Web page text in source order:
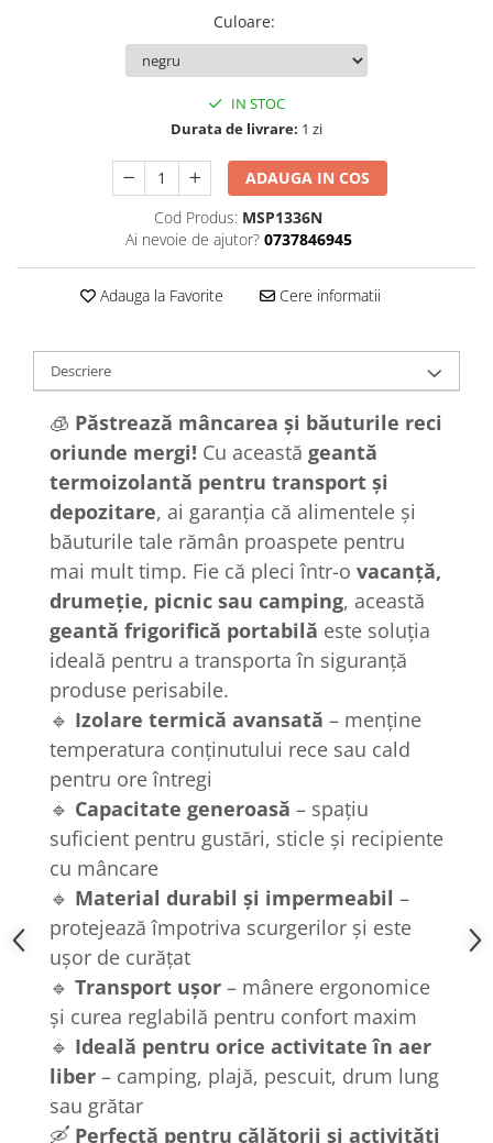
Culoare:
IN STOC
Durata de livrare: 1 zi
ADAUGA IN COS
Cod Produs: MSP1336N
Ai nevoie de ajutor? 0737846945
Adauga la Favorite Cere informatii
Descriere
🧊 Păstrează mâncarea și băuturile reci
oriunde mergi! Cu această geantă
termoizolantă pentru transport și
depozitare, ai garanția că alimentele și
băuturile tale rămân proaspete pentru
mai mult timp. Fie că pleci într-o vacanță,
drumeție, picnic sau camping, această
geantă frigorifică portabilă este soluția
ideală pentru a transporta în siguranță
produse perisabile.
🔹 Izolare termică avansată – menține
temperatura conținutului rece sau cald
pentru ore întregi
🔹 Capacitate generoasă – spațiu
suficient pentru gustări, sticle și recipiente
cu mâncare
🔹 Material durabil și impermeabil –
protejează împotriva scurgerilor și este
ușor de curățat
🔹 Transport ușor – mânere ergonomice
și curea reglabilă pentru confort maxim
🔹 Ideală pentru orice activitate în aer
liber – camping, plajă, pescuit, drum lung
sau grătar
🛶 Perfectă pentru călătorii și activități